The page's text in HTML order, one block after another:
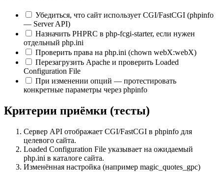
Убедиться, что сайт использует CGI/FastCGI (phpinfo
— Server API)
Назначить PHPRC в php-fcgi-starter, если нужен
отдельный php.ini
Проверить права на php.ini (chown webX:webX)
Перезагрузить Apache и проверить Loaded
Configuration File
При изменении опций — протестировать
конкретные параметры через phpinfo
Критерии приёмки (тесты)
Сервер API отображает CGI/FastCGI в phpinfo для
целевого сайта.
Loaded Configuration File указывает на ожидаемый
php.ini в каталоге сайта.
Изменённая настройка (например magic_quotes_gpc)